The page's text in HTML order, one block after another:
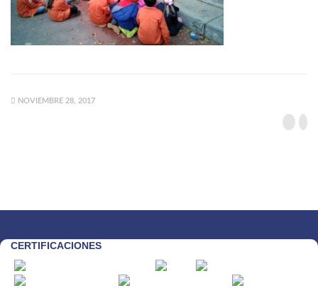
NOVIEMBRE 28, 2017
CERTIFICACIONES